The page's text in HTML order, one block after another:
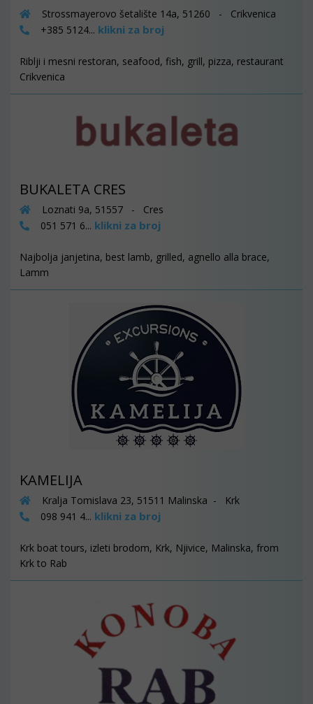
Strossmayerovo šetalište 14a, 51260 - Crikvenica
+385 5124... klikni za broj
Riblji i mesni restoran, seafood, fish, grill, pizza, restaurant
Crikvenica
BUKALETA CRES
Loznati 9a, 51557 - Cres
051 571 6... klikni za broj
Najbolja janjetina, best lamb, grilled, agnello alla brace,
Lamm
KAMELIJA
Kralja Tomislava 23, 51511 Malinska - Krk
098 941 4... klikni za broj
Krk boat tours, izleti brodom, Krk, Njivice, Malinska, from
Krk to Rab